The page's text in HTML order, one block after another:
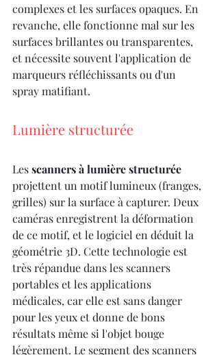
complexes et les surfaces opaques. En
revanche, elle fonctionne mal sur les
surfaces brillantes ou transparentes,
et nécessite souvent l'application de
marqueurs réfléchissants ou d'un
spray matifiant.
Lumière structurée
Les scanners à lumière structurée
projettent un motif lumineux (franges,
grilles) sur la surface à capturer. Deux
caméras enregistrent la déformation
de ce motif, et le logiciel en déduit la
géométrie 3D. Cette technologie est
très répandue dans les scanners
portables et les applications
médicales, car elle est sans danger
pour les yeux et donne de bons
résultats même si l'objet bouge
légèrement. Le segment des scanners